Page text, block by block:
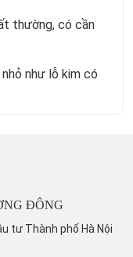
thường, có cần
như lỗ kim có
ĐÔNG
tư Thành phố Hà Nội